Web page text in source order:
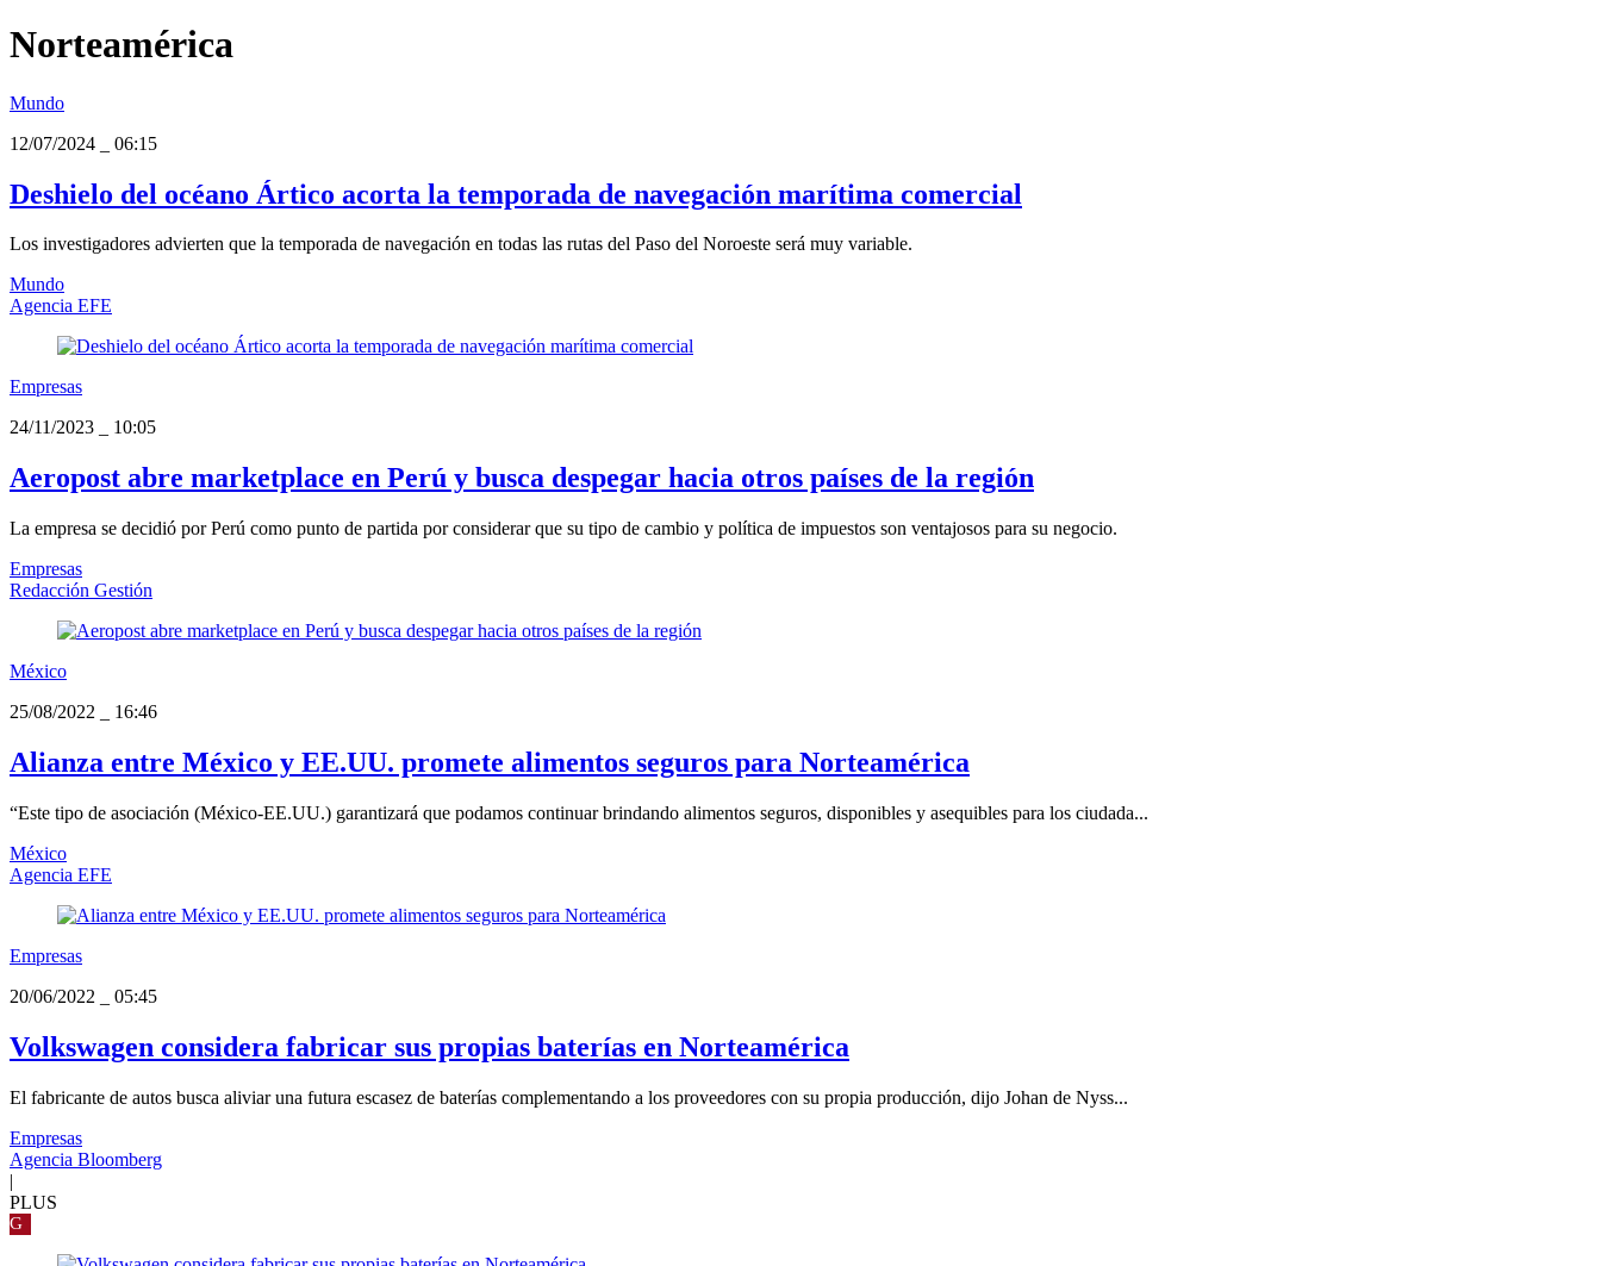
Norteamérica
Mundo
12/07/2024
06:15
Deshielo del océano Ártico acorta la temporada de navegación marítima comercial
Los investigadores advierten que la temporada de navegación en todas las rutas del Paso del Noroeste será muy variable.
Mundo
Agencia EFE
Empresas
24/11/2023
10:05
Aeropost abre marketplace en Perú y busca despegar hacia otros países de la región
La empresa se decidió por Perú como punto de partida por considerar que su tipo de cambio y política de impuestos son ventajosos para su negocio.
Empresas
Redacción Gestión
México
25/08/2022
16:46
Alianza entre México y EE.UU. promete alimentos seguros para Norteamérica
“Este tipo de asociación (México-EE.UU.) garantizará que podamos continuar brindando alimentos seguros, disponibles y asequibles para los ciudada...
México
Agencia EFE
Empresas
20/06/2022
05:45
Volkswagen considera fabricar sus propias baterías en Norteamérica
El fabricante de autos busca aliviar una futura escasez de baterías complementando a los proveedores con su propia producción, dijo Johan de Nyss...
Empresas
Agencia Bloomberg
|
PLUS
G